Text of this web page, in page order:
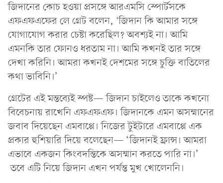
জিদানের কোচ হওয়া প্রসঙ্গে আরএমসি স্পোর্টসকে
এফএফএফের লে গ্রেট বলেন, 'জিদান কি আমার সঙ্গে
যোগাযোগ করার চেষ্টা করেছিল? অবশ্যই না। আমি
এমনকি তার ফোনও ধরতাম না। আমি কখনই তার সঙ্গে
দেখা করিনি। আমরা কখনই দেশমের সঙ্গে চুক্তি বাতিলের
কথা ভাবিনি।’
গ্রেটের এই মন্তব্যেই স্পষ্ট— জিদান চাইলেও তাকে কখনো
বিবেচনায় রাখেনি এফএফএফ। জিদানকে এমন অসম্মানের
জবাব দিয়েছেন এমবাপ্পে। নিজের টুইটারে এমবাপ্পে এক
প্রকার হুশিয়ারি দিয়ে বলেছেন— ‘জিদানই ফ্রান্স। আমরা
এভাবে একজন কিংবদন্তিকে অসম্মান করতে পারি না।’
তবে এটি নিয়ে জিদান এখন পর্যন্ত মুখ খোলেননি।